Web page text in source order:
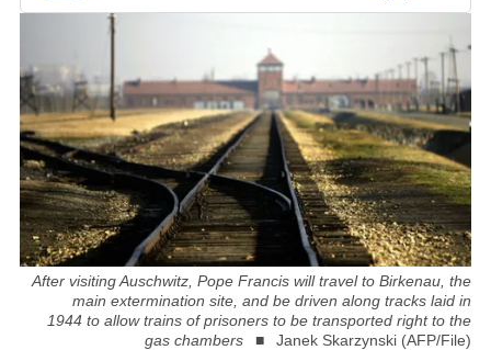
After visiting Auschwitz, Pope Francis will travel to Birkenau, the
main extermination site, and be driven along tracks laid in
1944 to allow trains of prisoners to be transported right to the
gas chambers
Janek Skarzynski (AFP/File)